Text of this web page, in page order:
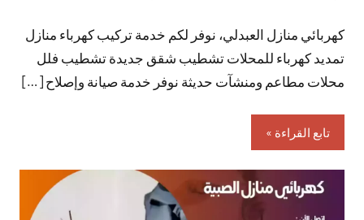
تعليقات
كهربائي منازل العبدلي، نوفر لكم خدمة تركيب كهرباء منازل
تمديد كهرباء للمحلات تشطيب شقق جديدة تشطيب فلل
محلات مطاعم ومنشآت حديثة نوفر خدمة صيانة وإصلاح […]
تابع القراءة